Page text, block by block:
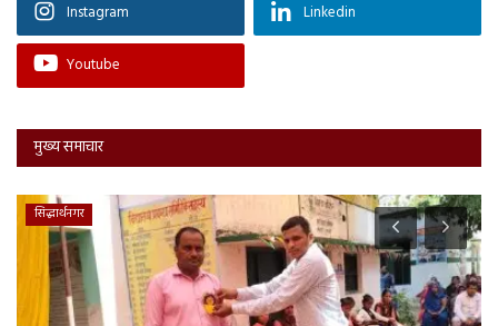
Instagram Linkedin
Youtube
मुख्य समाचार
सिद्धार्थनगर